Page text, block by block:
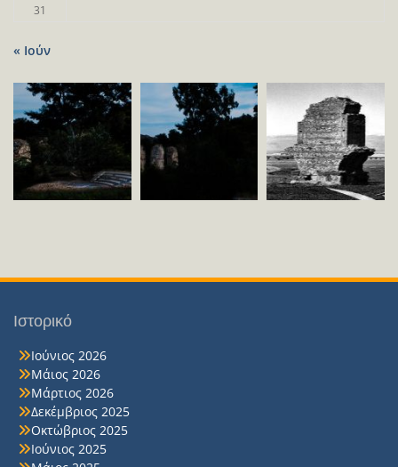
31
« Ιούν
Ιστορικό
Ιούνιος 2026
Μάιος 2026
Μάρτιος 2026
Δεκέμβριος 2025
Οκτώβριος 2025
Ιούνιος 2025